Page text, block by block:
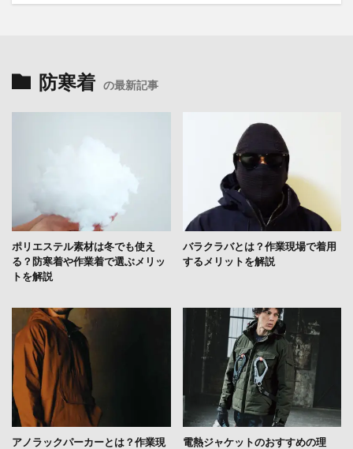
防寒着 の最新記事
ポリエステル素材は冬でも使え
る？防寒着や作業着で選ぶメリッ
トを解説
バラクラバとは？作業現場で着用
するメリットを解説
アノラックパーカーとは？作業現
電熱ジャケットのおすすめの理